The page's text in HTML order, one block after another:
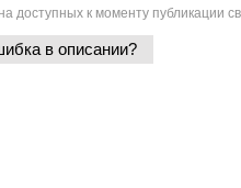
доступных к моменту публикации
в описании?